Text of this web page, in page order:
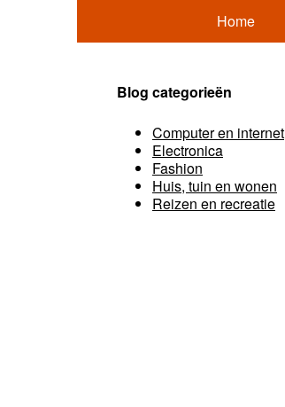
Home
Blog categorieën
Computer en internet
Electronica
Fashion
Huis, tuin en wonen
Reizen en recreatie